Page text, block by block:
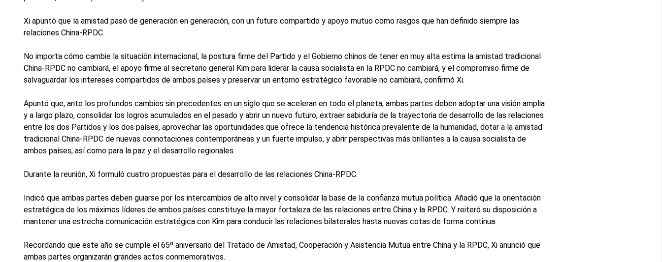
Xi apuntó que la amistad pasó de generación en generación, con un futuro compartido y apoyo mutuo como rasgos que han definido siempre las
relaciones China-RPDC.
No importa cómo cambie la situación internacional, la postura firme del Partido y el Gobierno chinos de tener en muy alta estima la amistad tradicional
China-RPDC no cambiará, el apoyo firme al secretario general Kim para liderar la causa socialista en la RPDC no cambiará, y el compromiso firme de
salvaguardar los intereses compartidos de ambos países y preservar un entorno estratégico favorable no cambiará, confirmó Xi.
Apuntó que, ante los profundos cambios sin precedentes en un siglo que se aceleran en todo el planeta, ambas partes deben adoptar una visión amplia
y a largo plazo, consolidar los logros acumulados en el pasado y abrir un nuevo futuro, extraer sabiduría de la trayectoria de desarrollo de las relaciones
entre los dos Partidos y los dos países, aprovechar las oportunidades que ofrece la tendencia histórica prevalente de la humanidad, dotar a la amistad
tradicional China-RPDC de nuevas connotaciones contemporáneas y un fuerte impulso, y abrir perspectivas más brillantes a la causa socialista de
ambos países, así como para la paz y el desarrollo regionales.
Durante la reunión, Xi formuló cuatro propuestas para el desarrollo de las relaciones China-RPDC.
Indicó que ambas partes deben guiarse por los intercambios de alto nivel y consolidar la base de la confianza mutua política. Añadió que la orientación
estratégica de los máximos líderes de ambos países constituye la mayor fortaleza de las relaciones entre China y la RPDC. Y reiteró su disposición a
mantener una estrecha comunicación estratégica con Kim para conducir las relaciones bilaterales hasta nuevas cotas de forma continua.
Recordando que este año se cumple el 65º aniversario del Tratado de Amistad, Cooperación y Asistencia Mutua entre China y la RPDC, Xi anunció que
ambas partes organizarán grandes actos conmemorativos.